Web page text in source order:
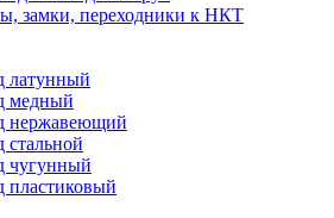
замки, переходники к НКТ
латунный
медный
нержавеющий
стальной
чугунный
пластиковый